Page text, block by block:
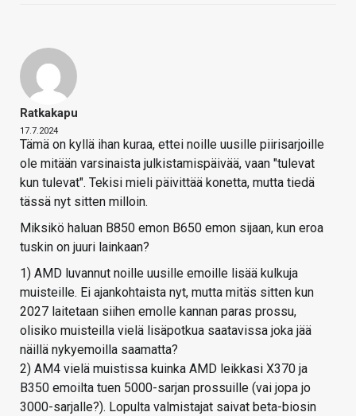
Ratkakapu
17.7.2024
Tämä on kyllä ihan kuraa, ettei noille uusille piirisarjoille
ole mitään varsinaista julkistamispäivää, vaan "tulevat
kun tulevat". Tekisi mieli päivittää konetta, mutta tiedä
tässä nyt sitten milloin.
Miksikö haluan B850 emon B650 emon sijaan, kun eroa
tuskin on juuri lainkaan?
1) AMD luvannut noille uusille emoille lisää kulkuja
muisteille. Ei ajankohtaista nyt, mutta mitäs sitten kun
2027 laitetaan siihen emolle kannan paras prossu,
olisiko muisteilla vielä lisäpotkua saatavissa joka jää
näillä nykyemoilla saamatta?
2) AM4 vielä muistissa kuinka AMD leikkasi X370 ja
B350 emoilta tuen 5000-sarjan prossuille (vai jopa jo
3000-sarjalle?). Lopulta valmistajat saivat beta-biosin